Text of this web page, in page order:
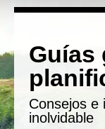
Guías
Consejos e
inolvidable